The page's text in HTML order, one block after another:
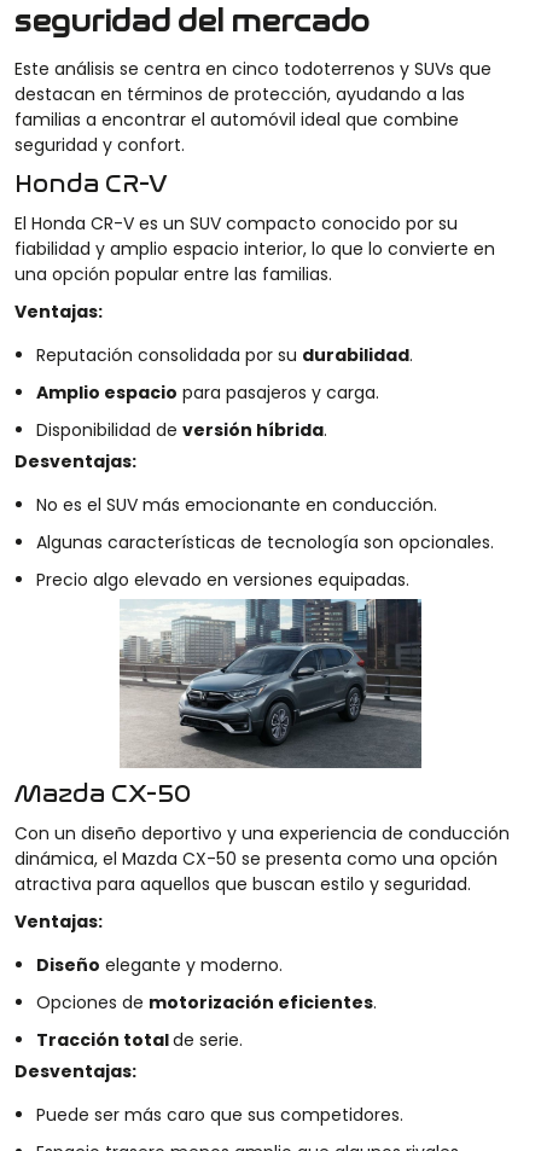
seguridad del mercado
Este análisis se centra en cinco todoterrenos y SUVs que
destacan en términos de protección, ayudando a las
familias a encontrar el automóvil ideal que combine
seguridad y confort.
Honda CR-V
El Honda CR-V es un SUV compacto conocido por su
fiabilidad y amplio espacio interior, lo que lo convierte en
una opción popular entre las familias.
Ventajas:
Reputación consolidada por su durabilidad.
Amplio espacio para pasajeros y carga.
Disponibilidad de versión híbrida.
Desventajas:
No es el SUV más emocionante en conducción.
Algunas características de tecnología son opcionales.
Precio algo elevado en versiones equipadas.
Mazda CX-50
Con un diseño deportivo y una experiencia de conducción
dinámica, el Mazda CX-50 se presenta como una opción
atractiva para aquellos que buscan estilo y seguridad.
Ventajas:
Diseño elegante y moderno.
Opciones de motorización eficientes.
Tracción totalde serie.
Desventajas:
Puede ser más caro que sus competidores.